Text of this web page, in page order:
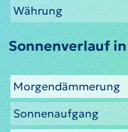
Währung
Sonnenverlauf
Morgendämmerung
Sonnenaufgang